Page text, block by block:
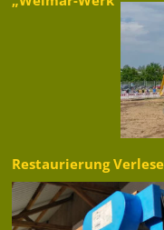
Restaurierung